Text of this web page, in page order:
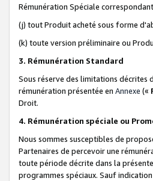
Rémunération Spéciale
(j) tout Produit acheté sous forme
(k) toute version préliminaire ou
3. Rémunération Standard
Sous réserve des limitations décrites
rémunération présentée en Annexe («
Droit.
4. Rémunération spéciale ou
Nous sommes susceptibles de
Partenaires de percevoir une
toute période décrite dans la
programmes spéciaux. Sauf